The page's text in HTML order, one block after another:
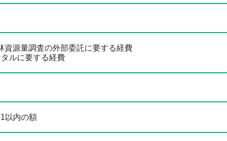
源量調査の外部委託に要する経費
ルに要する経費
以内の額